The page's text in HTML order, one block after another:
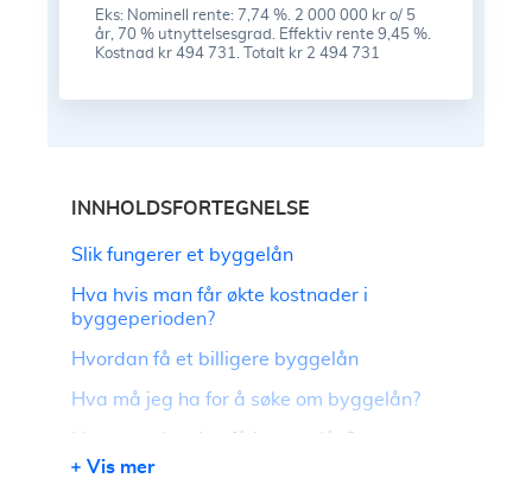
Eks: Nominell rente: 7,74 %. 2 000 000 kr o/ 5
år, 70 % utnyttelsesgrad. Effektiv rente 9,45 %.
Kostnad kr 494 731. Totalt kr 2 494 731
INNHOLDSFORTEGNELSE
Slik fungerer et byggelån
Hva hvis man får økte kostnader i
byggeperioden?
Hvordan få et billigere byggelån
Hva må jeg ha for å søke om byggelån?
Vis mer